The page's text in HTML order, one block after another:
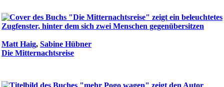
Matt Haig, Sabine Hübner
Die Mitternachtsreise